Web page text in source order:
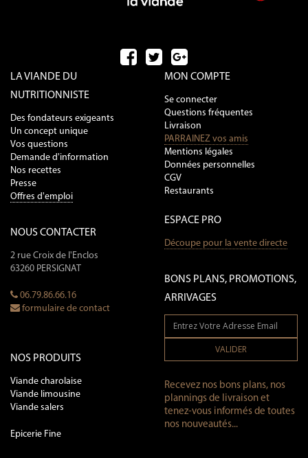
LA VIANDE DU
NUTRITIONNISTE
Des fondateurs exigeants
Un concept unique
Vos questions
Demande d'information
Nos recettes
Presse
Offres d'emploi
NOUS CONTACTER
2 rue Croix de l'Enclos
63260 PERSIGNAT
06.79.86.66.16
formulaire de contact
NOS PRODUITS
Viande charolaise
Viande limousine
Viande salers
Epicerie Fine
MON COMPTE
Se connecter
Questions fréquentes
Livraison
PARRAINEZ vos amis
Mentions légales
Données personnelles
CGV
Restaurants
ESPACE PRO
Découpe pour la vente directe
BONS PLANS, PROMOTIONS,
ARRIVAGES
VALIDER
Recevez nos bons plans, nos
plannings de livraison et
tenez-vous informés de toutes
nos nouveautés...